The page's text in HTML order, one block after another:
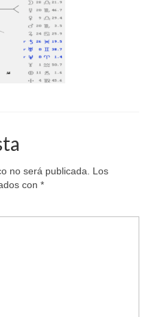
no será publicada.
Los
con *